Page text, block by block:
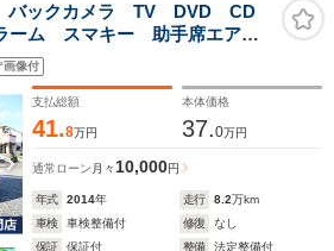
バックカメラ TV DVD CD
ーム スマキー 助手席エアバ
キーレス 全席PW ABS
ワステ アイドリング ベン
画像付
支払総額
41.8万円
本体価格
37.0万円
通常ローン 月々10,000円
年式 2014年 走行 8.2万km
車検
車検整備付 修復
なし
保証
保証付 整備 法定整備付